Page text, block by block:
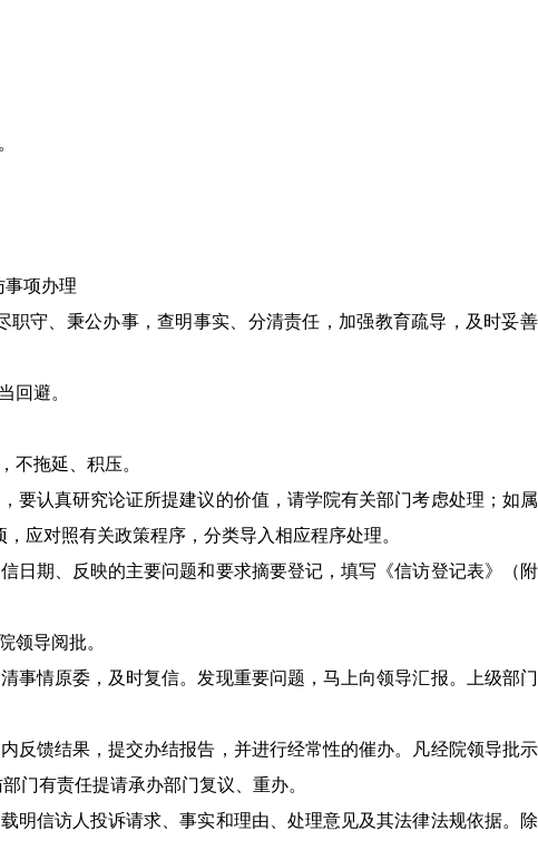
事项办理
职守、秉公办事，查明事实、分清责任，加强教育疏导，及时妥
回避。
不拖延、积压。
要认真研究论证所提建议的价值，请学院有关部门考虑处理；如
应对照有关政策程序，分类导入相应程序处理。
日期、反映的主要问题和要求摘要登记，填写《信访登记表》（
领导阅批。
事情原委，及时复信。发现重要问题，马上向领导汇报。上级部
反馈结果，提交办结报告，并进行经常性的催办。凡经院领导批
门有责任提请承办部门复议、重办。
明信访人投诉请求、事实和理由、处理意见及其法律法规依据。